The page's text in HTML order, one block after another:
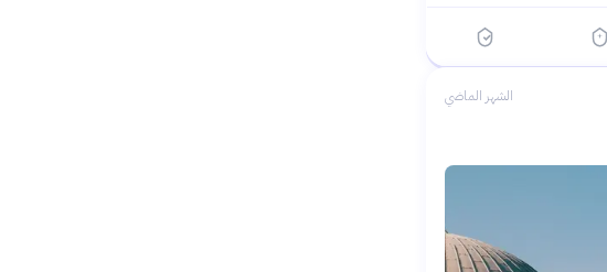
الشهر الماضي